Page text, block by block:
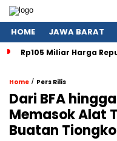
HOME JAWA BARAT
Rp105 Miliar Harga
Home / Pers Rilis
Dari BFA
Memasok Alat
Buatan